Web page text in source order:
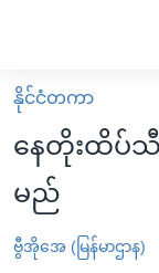
လွယ်ကူ
စေ
သည့်
Link
များ
မူလစာမျက်နှာ
မြန်မာ
ကမ္ဘာ့သတင်းများ
နိုင်ငံတကာ
ဗွီဒီယို
နိုင်ငံတကာ
နေတိုးထိပ်သီ
မည်
ဗွီအိုအေ (မြန်မာဌာန)